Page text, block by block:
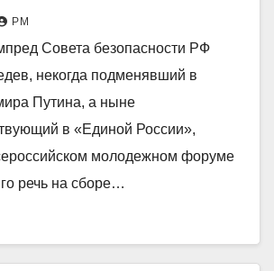
РМ
Совета безопасности РФ
некогда подменявший в
Путина, а ныне
в «Единой России»,
молодежном форуме
речь на сборе…